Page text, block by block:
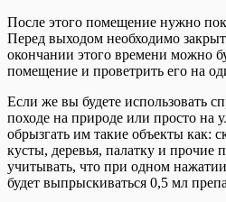
После этого помещение нужно
Перед выходом необходимо
окончании этого времени можно
помещение и проветрить его на
Если же вы будете использовать
походе на природе или просто на
обрызгать им такие объекты как:
кусты, деревья, палатку и прочие
учитывать, что при одном
будет выпрыскиваться 0,5 мл